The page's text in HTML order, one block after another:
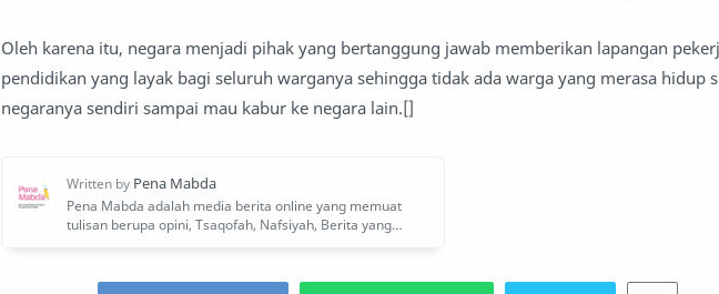
Oleh karena itu, negara menjadi pihak yang bertanggung jawab memberikan lapangan
pendidikan yang layak bagi seluruh warganya sehingga tidak ada warga yang merasa hidup
negaranya sendiri sampai mau kabur ke negara lain.[]